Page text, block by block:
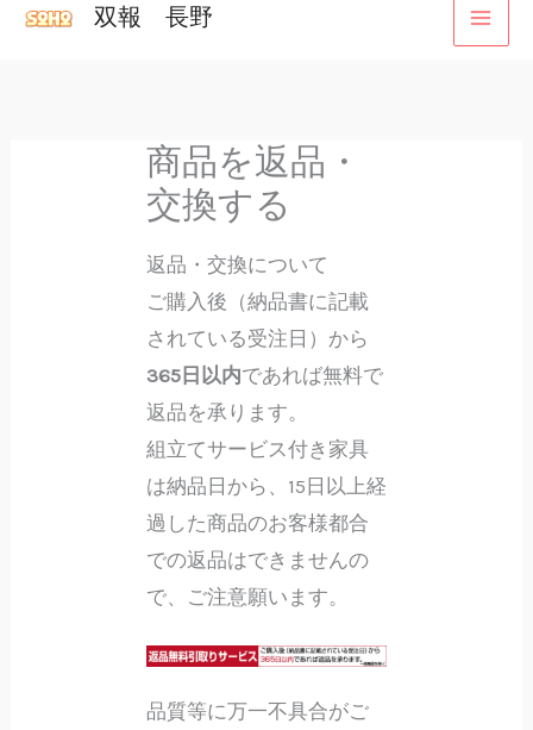
双報 長野
商品を返品・
交換する
返品・交換について
ご購入後（納品書に記載
されている受注日）から
365日以内であれば無料で
返品を承ります。
組立てサービス付き家具
は納品日から、15日以上経
過した商品のお客様都合
での返品はできませんの
で、ご注意願います。
品質等に万一不具合がご